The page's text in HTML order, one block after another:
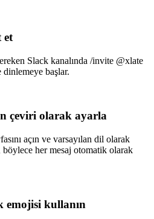
et
Slack kanalında /invite @xlate
dinlemeye başlar.
çeviri olarak ayarla
açın ve varsayılan dil olarak
her mesaj otomatik olarak
emojisi kullanın